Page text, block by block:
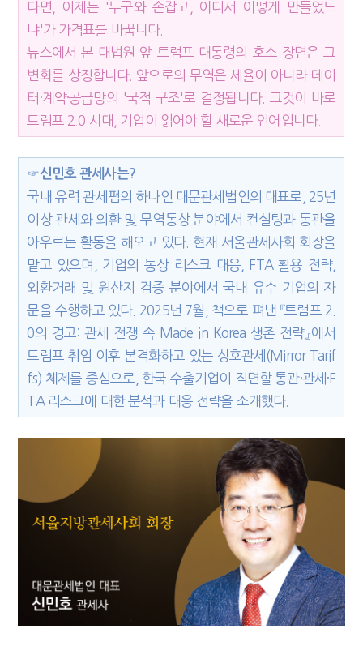
다면, 이제는 '누구와 손잡고, 어디서 어떻게 만들었느
냐'가 가격표를 바꿉니다.
뉴스에서 본 대법원 앞 트럼프 대통령의 호소 장면은 그
변화를 상징합니다. 앞으로의 무역은 세율이 아니라 데이
터·계약·공급망의 '국적 구조'로 결정됩니다. 그것이 바로
트럼프 2.0 시대, 기업이 읽어야 할 새로운 언어입니다.
☞신민호 관세사는?
국내 유력 관세펌의 하나인 대문관세법인의 대표로, 25년
이상 관세와 외환 및 무역통상 분야에서 컨설팅과 통관을
아우르는 활동을 해오고 있다. 현재 서울관세사회 회장을
맡고 있으며, 기업의 통상 리스크 대응, FTA 활용 전략,
외환거래 및 원산지 검증 분야에서 국내 유수 기업의 자
문을 수행하고 있다. 2025년 7월, 책으로 펴낸 『트럼프 2.
0의 경고: 관세 전쟁 속 Made in Korea 생존 전략』에서
트럼프 취임 이후 본격화하고 있는 상호관세(Mirror Tarif
fs) 체제를 중심으로, 한국 수출기업이 직면할 통관·관세·F
TA 리스크에 대한 분석과 대응 전략을 소개했다.